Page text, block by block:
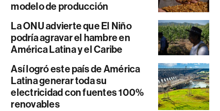
modelo de producción
La ONU advierte que El Niño
podría agravar el hambre en
América Latina y el Caribe
Así logró este país de América
Latina generar toda su
electricidad con fuentes 100%
renovables